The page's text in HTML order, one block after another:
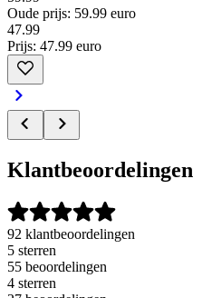
Oude prijs: 59.99 euro
47.99
Prijs: 47.99 euro
Klantbeoordelingen
92 klantbeoordelingen
5 sterren
55 beoordelingen
4 sterren